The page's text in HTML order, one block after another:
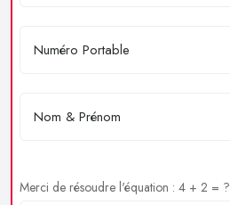
Merci de résoudre l'équation : 4 + 2 = ?